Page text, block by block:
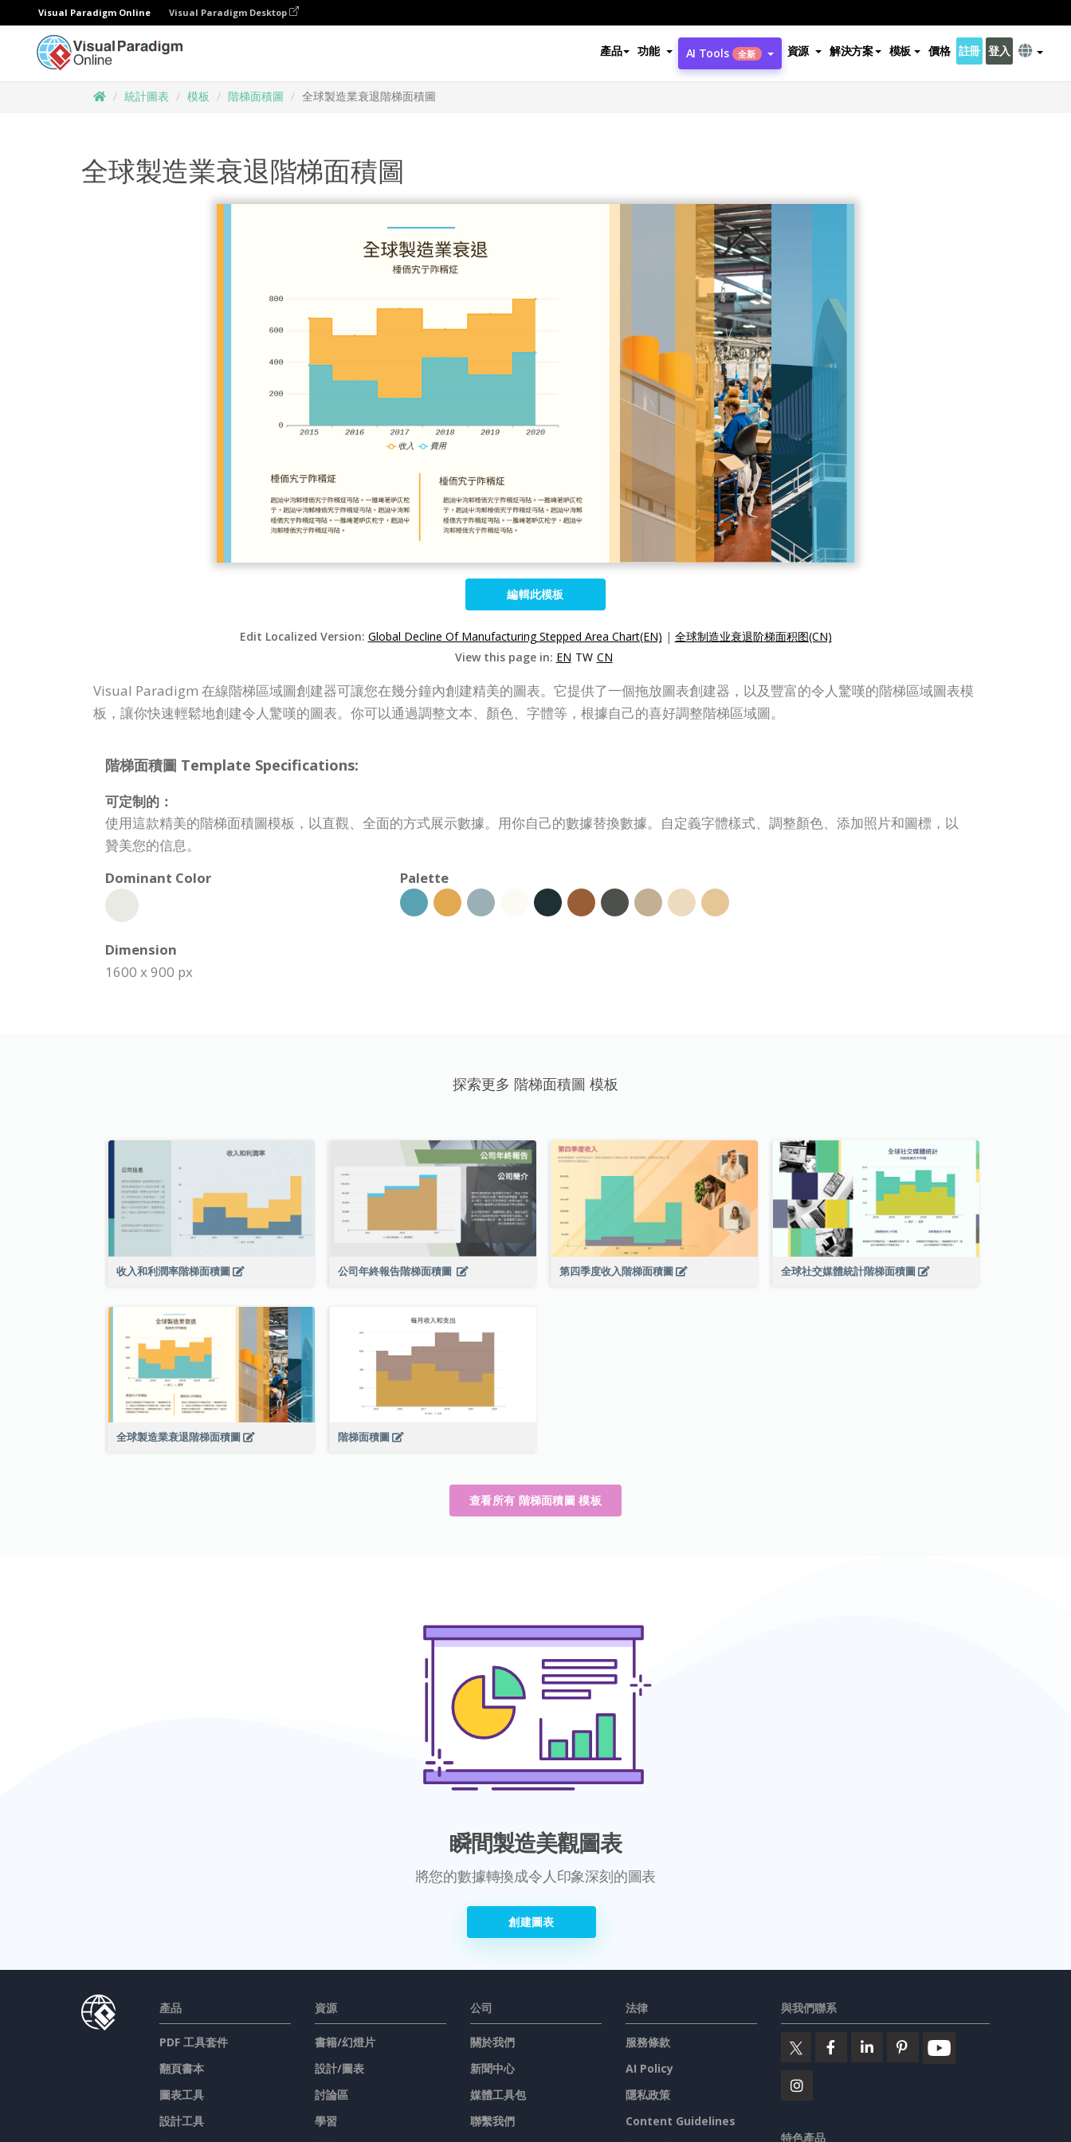
Visual Paradigm Online Visual Paradigm Desktop
產品 功能 AI Tools 全新 資源 解決方案 模板 價格 註冊 登入
統計圖表 模板 階梯面積圖 全球製造業衰退階梯面積圖
全球製造業衰退階梯面積圖
編輯此模板
Edit Localized Version: Global Decline Of Manufacturing Stepped Area Chart(EN) | 全球制造业衰退阶梯面积图(CN)
View this page in: EN TW CN
Visual Paradigm 在線階梯區域圖創建器可讓您在幾分鐘內創建精美的圖表。它提供了一個拖放圖表創建器，以及豐富的令人驚嘆的階梯區域圖表模
板，讓你快速輕鬆地創建令人驚嘆的圖表。你可以通過調整文本、顏色、字體等，根據自己的喜好調整階梯區域圖。
階梯面積圖 Template Specifications:
可定制的：
使用這款精美的階梯面積圖模板，以直觀、全面的方式展示數據。用你自己的數據替換數據。自定義字體樣式、調整顏色、添加照片和圖標，以
贊美您的信息。
Dominant Color
Palette
Dimension
1600 x 900 px
探索更多 階梯面積圖 模板
收入和利潤率階梯面積圖 公司年終報告階梯面積圖 第四季度收入階梯面積圖 全球社交媒體統計階梯面積圖
全球製造業衰退階梯面積圖 階梯面積圖
查看所有 階梯面積圖 模板
瞬間製造美觀圖表
將您的數據轉換成令人印象深刻的圖表
創建圖表
產品
PDF 工具套件
翻頁書本
圖表工具
設計工具
資源
書籍/幻燈片
設計/圖表
討論區
學習
公司
關於我們
新聞中心
媒體工具包
聯繫我們
法律
服務條款
AI Policy
隱私政策
Content Guidelines
與我們聯系
特色產品